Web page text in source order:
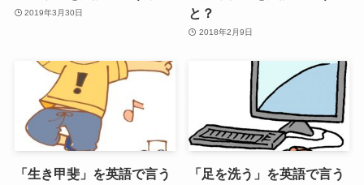
2019年3月30日
と？
2018年2月9日
「生き甲斐」を英語で言う
「足を洗う」を英語で言う